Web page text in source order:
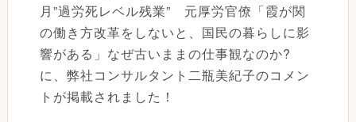
月”過労死レベル残業” 元厚労官僚「霞が関
の働き方改革をしないと、国民の暮らしに影
響がある」なぜ古いままの仕事観なのか?
に、弊社コンサルタント二瓶美紀子のコメン
トが掲載されました！